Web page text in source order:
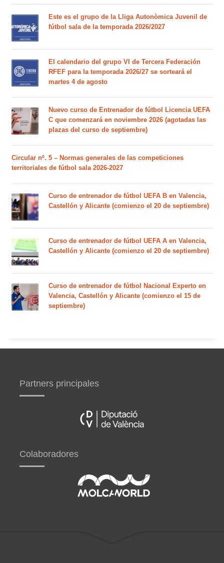
Este es el grupo de la Lliga Autonòmica Juvenil de
fútbol sala de la temporada 2026/2027
El calendario del grupo VI de Tercera Federación
RFEF para la temporada 2026/27 se sorteará el
martes 4 de agosto
Nuevo curso de Entrenador de fútbol Licencia UEFA
C que comenzará en noviembre 2026 (agotadas las
plazas del curso de septiembre)
Circular nº. 5 – Normas generales de las competiciones
territoriales de fútbol sala 2026-2027
Curso de entrenador de fútbol UEFA B en Valencia,
Castellón y Alicante (comienzo el 20 de septiembre)
Curso de entrenador de fútbol UEFA A en Valencia,
Castellón y Alicante (comienzo el 20 de septiembre)
Curso de entrenador de fútbol Nacional Experto en
Valencia, Castellón y Alicante (comienzo el 15 de
septiembre)
Partners principales
Colaboradores